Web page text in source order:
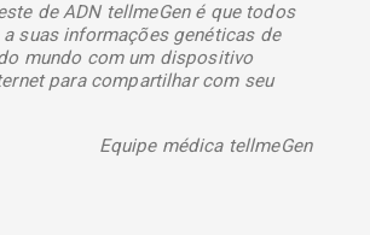
de ADN tellmeGen é que todos
a suas informações genéticas de
mundo com um dispositivo
para compartilhar com seu
Equipe médica tellmeGen